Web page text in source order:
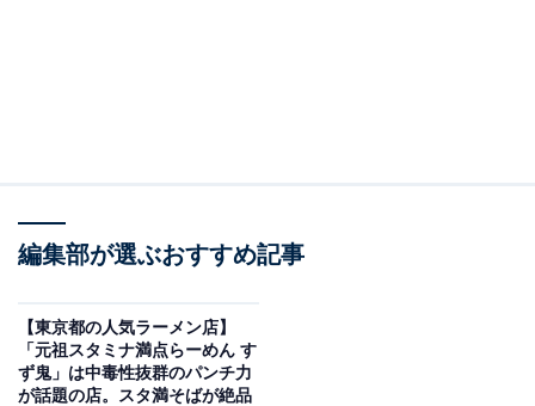
るAll About発のニュースメディアです。お金や仕事、恋愛、ITに関
する疑問に対して専門家が分かりやすく回答するほか、エンタメ情
報やSNSで話題のトピックスを紹介しています。
ょうゆラーメン
編集部が選ぶおすすめ記事
【東京都の人気ラーメン店】
「元祖スタミナ満点らーめん す
ず鬼」は中毒性抜群のパンチ力
が話題の店。スタ満そばが絶品